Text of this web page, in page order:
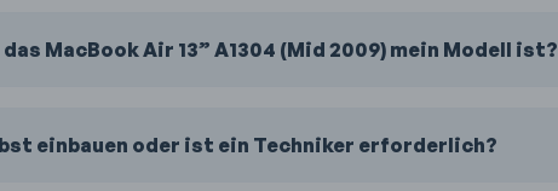
MacBook Air 13” A1304 (Mid 2009) mein Modell ist?
einbauen oder ist ein Techniker erforderlich?